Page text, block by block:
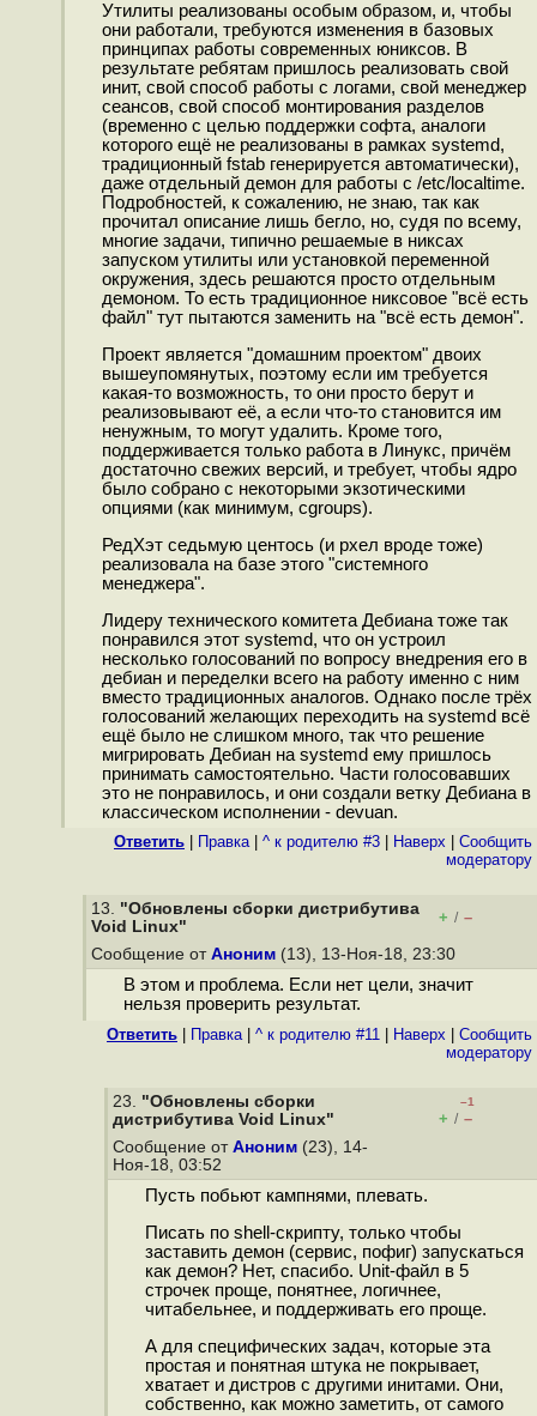
Утилиты реализованы особым образом, и, чтобы
они работали, требуются изменения в базовых
принципах работы современных юниксов. В
результате ребятам пришлось реализовать свой
инит, свой способ работы с логами, свой менеджер
сеансов, свой способ монтирования разделов
(временно с целью поддержки софта, аналоги
которого ещё не реализованы в рамках systemd,
традиционный fstab генерируется автоматически),
даже отдельный демон для работы с /etc/localtime.
Подробностей, к сожалению, не знаю, так как
прочитал описание лишь бегло, но, судя по всему,
многие задачи, типично решаемые в никсах
запуском утилиты или установкой переменной
окружения, здесь решаются просто отдельным
демоном. То есть традиционное никсовое "всё есть
файл" тут пытаются заменить на "всё есть демон".
Проект является "домашним проектом" двоих
вышеупомянутых, поэтому если им требуется
какая-то возможность, то они просто берут и
реализовывают её, а если что-то становится им
ненужным, то могут удалить. Кроме того,
поддерживается только работа в Линукс, причём
достаточно свежих версий, и требует, чтобы ядро
было собрано с некоторыми экзотическими
опциями (как минимум, cgroups).
РедХэт седьмую центось (и рхел вроде тоже)
реализовала на базе этого "системного
менеджера".
Лидеру технического комитета Дебиана тоже так
понравился этот systemd, что он устроил
несколько голосований по вопросу внедрения его в
дебиан и переделки всего на работу именно с ним
вместо традиционных аналогов. Однако после трёх
голосований желающих переходить на systemd всё
ещё было не слишком много, так что решение
мигрировать Дебиан на systemd ему пришлось
принимать самостоятельно. Части голосовавших
это не понравилось, и они создали ветку Дебиана в
классическом исполнении - devuan.
Ответить Правка| ^ к родителю #3 Наверх
Cообщить
модератору
13. "Обновлены сборки дистрибутива
Void Linux"
+ / –
Сообщение от Аноним (13), 13-Ноя-18, 23:30
В этом и проблема. Если нет цели, значит
нельзя проверить результат.
Ответить Правка| ^ к родителю #11 Наверх
Cообщить
модератору
23. "Обновлены сборки
дистрибутива Void Linux"
–1
+ / –
Сообщение от Аноним (23), 14-
Ноя-18, 03:52
Пусть побьют кампнями, плевать.
Писать по shell-скрипту, только чтобы
заставить демон (сервис, пофиг) запускаться
как демон? Нет, спасибо. Unit-файл в 5
строчек проще, понятнее, логичнее,
читабельнее, и поддерживать его проще.
А для специфических задач, которые эта
простая и понятная штука не покрывает,
хватает и дистров с другими инитами. Они,
собственно, как можно заметить, от самого